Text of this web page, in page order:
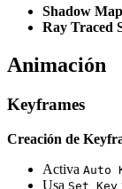
Shadow
Ray Traced
Animación
Keyframes
Creación de
Activa Auto
Usa Set Key